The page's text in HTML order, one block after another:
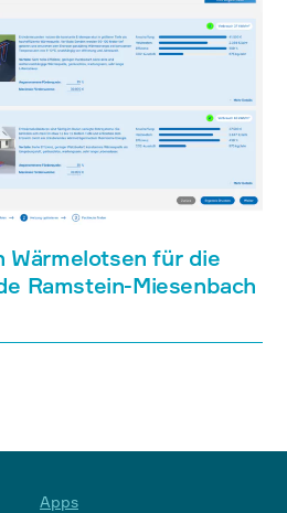
Wärmelotsen für die
Ramstein-Miesenbach
Apps